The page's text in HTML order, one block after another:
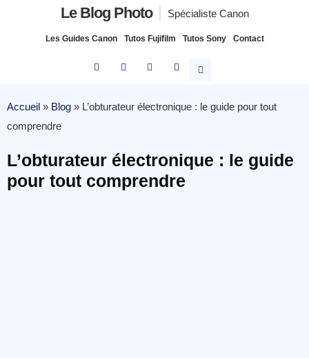
Le Blog Photo Spécialiste Canon
Les Guides Canon Tutos Fujifilm Tutos Sony Contact
Accueil » Blog » L’obturateur électronique : le guide pour tout
comprendre
L’obturateur électronique : le guide
pour tout comprendre